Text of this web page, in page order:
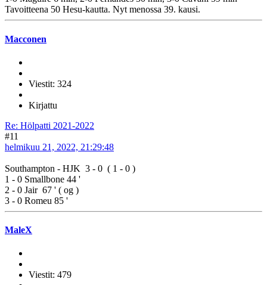
Tavoitteena 50 Hesu-kautta. Nyt menossa 39. kausi.
Macconen
Viestit: 324
Kirjattu
Re: Hölpatti 2021-2022
#11
helmikuu 21, 2022, 21:29:48
Southampton - HJK 3 - 0 ( 1 - 0 )
1 - 0 Smallbone 44 '
2 - 0 Jair 67 ' ( og )
3 - 0 Romeu 85 '
MaleX
Viestit: 479